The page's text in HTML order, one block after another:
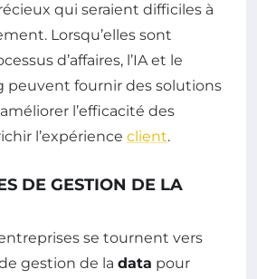
qui seraient difficiles à
Lorsqu’elles sont
d’affaires, l’IA et le
peuvent fournir des solutions
l’efficacité des
l’expérience client.
DE GESTION DE LA
se tournent vers
gestion de la data pour